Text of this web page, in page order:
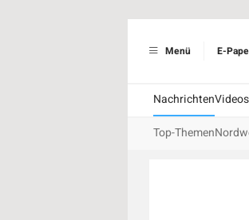
Menü E-
NachrichtenVideos
Top-Themen